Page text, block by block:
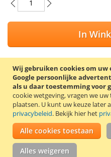
Wij gebruiken cookies om
Google persoonlijke
als u daar toestemming voor
cookie wetgeving, vragen we
plaatsen. U kunt uw keuze later
privacybeleid. Bekijk hier het
Alle cookies toestaan
Alles weigeren
In
VOEG TOE
TOEVOEGEN
Panasonic Eneloop AA
batterijen zijn voorgeladen
batterijen langdurig niet
90% van de energie